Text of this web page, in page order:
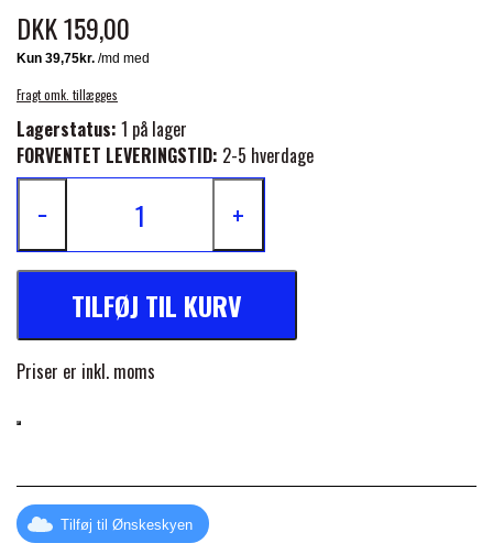
SKO & SMEDEVÆRKTØJ
MONTÉ
GALOP
PREMIER EQUINE MAGNET & INFRARØD
PREMIER EQUINE GRIMER & TRÆKTOV
PREMIER EQUINE TRENSE & TILBEHØR
PREMIER EQUINE SADLER
PREMIER EQUINE SADEL TILBEHØR
PREMIER EQUINE PADS
FENWICK LIQUID TITANIUM®
FORAN EQUINE
GP TACK
HEVARI
man/hale.
DKK 159,00
Fragt omk. tillægges
Lagerstatus: 1 på lager
FORVENTET LEVERINGSTID: 2-5 hverdage
− +
TILFØJ TIL KURV
Priser er inkl. moms
Tilføj til Ønskeskyen